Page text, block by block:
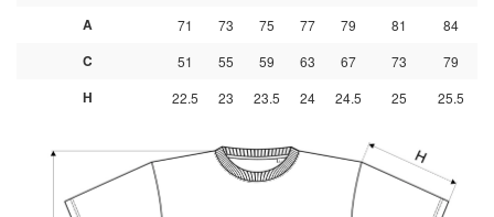
A
71 73 75 77 79 81 84
C 51 55 59 63 67 73 79
H 22.5 23 23.5 24 24.5 25 25.5